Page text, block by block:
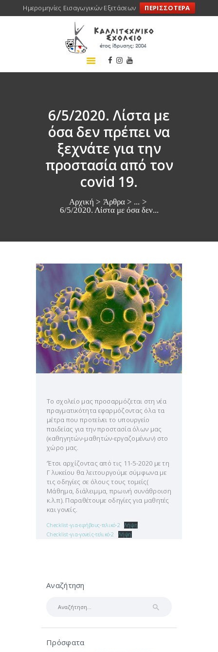
Ημερομηνίες Εισαγωγικών Εξετάσεων ΠΕΡΙΣΣΟΤΕΡΑ
6/5/2020. Λίστα με
όσα δεν πρέπει να
ξεχνάτε για την
προστασία από τον
covid 19.
Αρχική Άρθρα
...
6/5/2020. Λίστα με όσα δεν...
ΑΡΧΙΚΗ
ΠΡΟΓΡΑΜΜΑΤΑ
ΔΡΑΣΕΙΣ
ΜΕΤΑΚΙΝΗΣΕΙΣ
ΕΠΙΚΟΙΝΩΝΙΑ
Το σχολείο μας προσαρμόζεται στη νέα
πραγματικότητα εφαρμόζοντας όλα τα
μέτρα που προτείνει το υπουργείο
παιδείας για την προστασία όλων μας
(καθηγητών-μαθητών-εργαζομένων) στο
χώρο μας.
‘Έτσι αρχίζοντας από τις 11-5-2020 με τη
Γ λυκείου θα λειτουργούμε σύμφωνα με
τις οδηγίες σε όλους τους τομείς(
Μάθημα, διάλειμμα, πρωινή συνάθροιση
κ.λ.π). Παραθέτουμε οδηγίες για μαθητές
και γονείς.
Checklist-για-εφήβους-τελικό-2
Λήψη
Checklist-για-γονείς-τελικό-2
Λήψη
Αναζήτηση
Πρόσφατα